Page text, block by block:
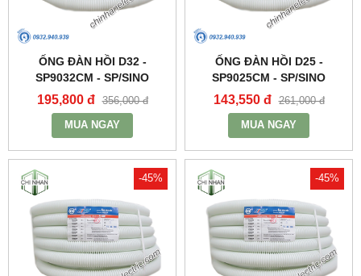
ỐNG ĐÀN HỒI D32 -
SP9032CM - SP/SINO
195,800 đ 356,000 đ
MUA NGAY
ỐNG ĐÀN HỒI D25 -
SP9025CM - SP/SINO
143,550 đ 261,000 đ
MUA NGAY
-45% -45%